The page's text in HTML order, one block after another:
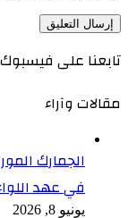
تابعنا على فيسبوك
مقالات وآراء
الجمارك
في عهد
يونيو 8, 2026